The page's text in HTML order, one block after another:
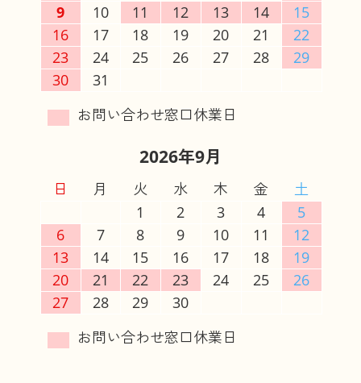
9
10 11 12 13 14
15
16
17 18 19 20 21
22
23
24 25 26 27 28
29
30
31
2026年9月
日 月 火 水 木 金
土
1
2 3 4
5
6
7 8 9 10 11
12
13
14 15 16 17 18
19
20
21 22 23 24 25
26
27
28 29 30